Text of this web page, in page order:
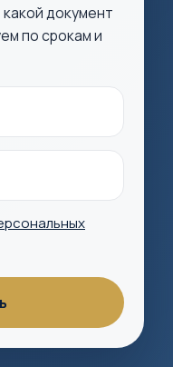
документ
по срокам и